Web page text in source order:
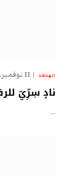
الهدهد 11 نوفمبر، 2025
نادٍ سِرِّيّ
…